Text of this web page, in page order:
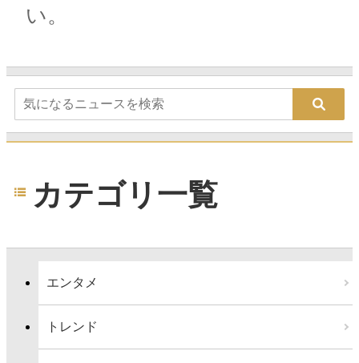
い。
カテゴリ一覧
エンタメ
トレンド